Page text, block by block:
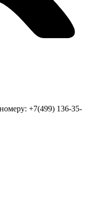
+7(499) 136-35-